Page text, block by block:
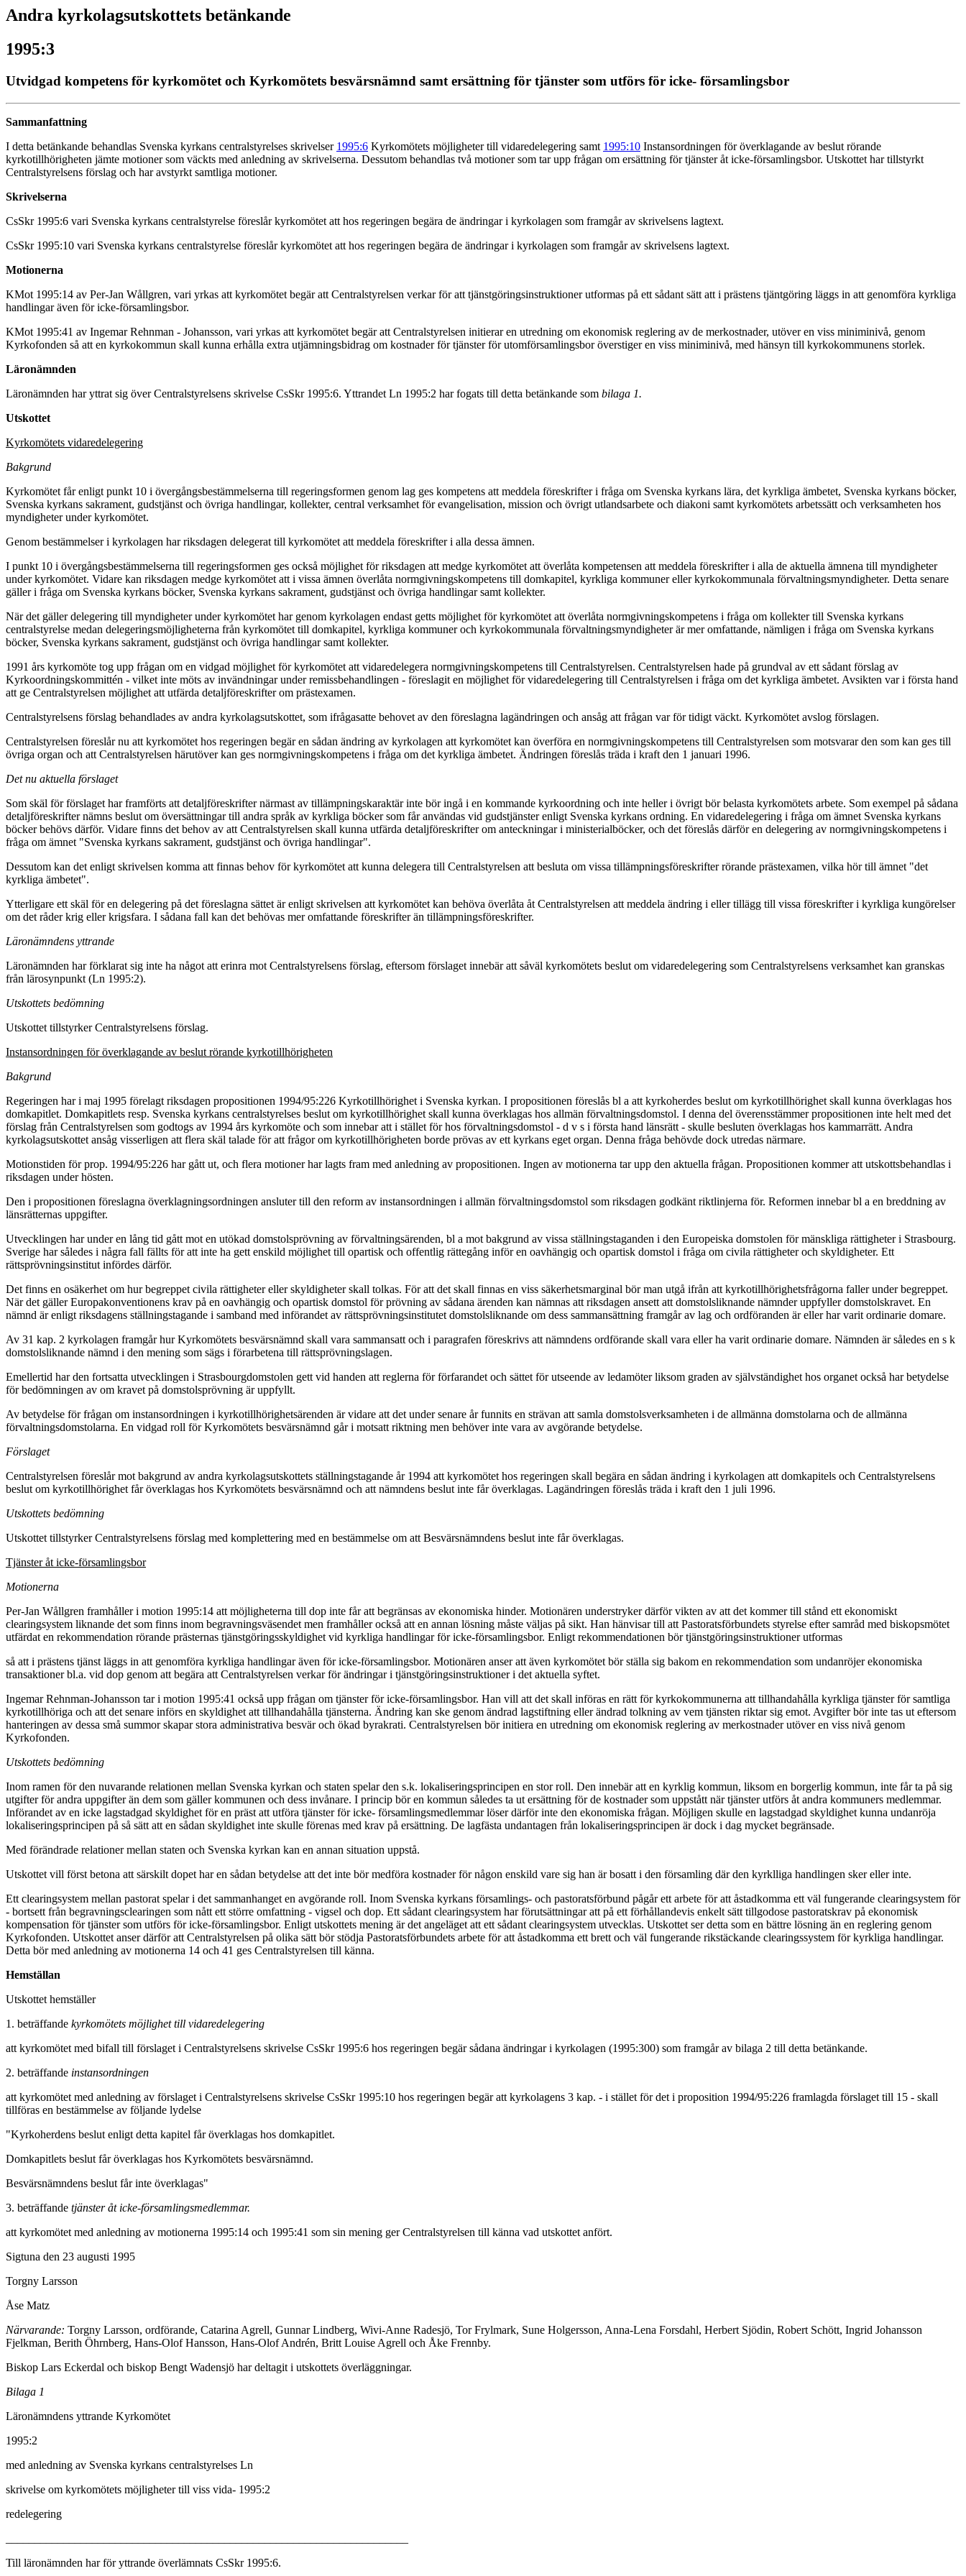
Andra kyrkolagsutskottets betänkande
1995:3
Utvidgad kompetens för kyrkomötet och Kyrkomötets besvärsnämnd samt ersättning för tjänster som utförs för icke- församlingsbor
Sammanfattning
I detta betänkande behandlas Svenska kyrkans centralstyrelses skrivelser 1995:6 Kyrkomötets möjligheter till vidaredelegering samt 1995:10 Instansordningen för överklagande av beslut rörande
kyrkotillhörigheten jämte motioner som väckts med anledning av skrivelserna. Dessutom behandlas två motioner som tar upp frågan om ersättning för tjänster åt icke-församlingsbor. Utskottet har tillstyrkt
Centralstyrelsens förslag och har avstyrkt samtliga motioner.
Skrivelserna
CsSkr 1995:6 vari Svenska kyrkans centralstyrelse föreslår kyrkomötet att hos regeringen begära de ändringar i kyrkolagen som framgår av skrivelsens lagtext.
CsSkr 1995:10 vari Svenska kyrkans centralstyrelse föreslår kyrkomötet att hos regeringen begära de ändringar i kyrkolagen som framgår av skrivelsens lagtext.
Motionerna
KMot 1995:14 av Per-Jan Wållgren, vari yrkas att kyrkomötet begär att Centralstyrelsen verkar för att tjänstgöringsinstruktioner utformas på ett sådant sätt att i prästens tjäntgöring läggs in att genomföra kyrkliga
handlingar även för icke-församlingsbor.
KMot 1995:41 av Ingemar Rehnman - Johansson, vari yrkas att kyrkomötet begär att Centralstyrelsen initierar en utredning om ekonomisk reglering av de merkostnader, utöver en viss miniminivå, genom
Kyrkofonden så att en kyrkokommun skall kunna erhålla extra utjämningsbidrag om kostnader för tjänster för utomförsamlingsbor överstiger en viss miniminivå, med hänsyn till kyrkokommunens storlek.
Läronämnden
Läronämnden har yttrat sig över Centralstyrelsens skrivelse CsSkr 1995:6. Yttrandet Ln 1995:2 har fogats till detta betänkande som bilaga 1.
Utskottet
Kyrkomötets vidaredelegering
Bakgrund
Kyrkomötet får enligt punkt 10 i övergångsbestämmelserna till regeringsformen genom lag ges kompetens att meddela föreskrifter i fråga om Svenska kyrkans lära, det kyrkliga ämbetet, Svenska kyrkans böcker,
Svenska kyrkans sakrament, gudstjänst och övriga handlingar, kollekter, central verksamhet för evangelisation, mission och övrigt utlandsarbete och diakoni samt kyrkomötets arbetssätt och verksamheten hos
myndigheter under kyrkomötet.
Genom bestämmelser i kyrkolagen har riksdagen delegerat till kyrkomötet att meddela föreskrifter i alla dessa ämnen.
I punkt 10 i övergångsbestämmelserna till regeringsformen ges också möjlighet för riksdagen att medge kyrkomötet att överlåta kompetensen att meddela föreskrifter i alla de aktuella ämnena till myndigheter
under kyrkomötet. Vidare kan riksdagen medge kyrkomötet att i vissa ämnen överlåta normgivningskompetens till domkapitel, kyrkliga kommuner eller kyrkokommunala förvaltningsmyndigheter. Detta senare
gäller i fråga om Svenska kyrkans böcker, Svenska kyrkans sakrament, gudstjänst och övriga handlingar samt kollekter.
När det gäller delegering till myndigheter under kyrkomötet har genom kyrkolagen endast getts möjlighet för kyrkomötet att överlåta normgivningskompetens i fråga om kollekter till Svenska kyrkans
centralstyrelse medan delegeringsmöjligheterna från kyrkomötet till domkapitel, kyrkliga kommuner och kyrkokommunala förvaltningsmyndigheter är mer omfattande, nämligen i fråga om Svenska kyrkans
böcker, Svenska kyrkans sakrament, gudstjänst och övriga handlingar samt kollekter.
1991 års kyrkomöte tog upp frågan om en vidgad möjlighet för kyrkomötet att vidaredelegera normgivningskompetens till Centralstyrelsen. Centralstyrelsen hade på grundval av ett sådant förslag av
Kyrkoordningskommittén - vilket inte möts av invändningar under remissbehandlingen - föreslagit en möjlighet för vidaredelegering till Centralstyrelsen i fråga om det kyrkliga ämbetet. Avsikten var i första hand
att ge Centralstyrelsen möjlighet att utfärda detaljföreskrifter om prästexamen.
Centralstyrelsens förslag behandlades av andra kyrkolagsutskottet, som ifrågasatte behovet av den föreslagna lagändringen och ansåg att frågan var för tidigt väckt. Kyrkomötet avslog förslagen.
Centralstyrelsen föreslår nu att kyrkomötet hos regeringen begär en sådan ändring av kyrkolagen att kyrkomötet kan överföra en normgivningskompetens till Centralstyrelsen som motsvarar den som kan ges till
övriga organ och att Centralstyrelsen härutöver kan ges normgivningskompetens i fråga om det kyrkliga ämbetet. Ändringen föreslås träda i kraft den 1 januari 1996.
Det nu aktuella förslaget
Som skäl för förslaget har framförts att detaljföreskrifter närmast av tillämpningskaraktär inte bör ingå i en kommande kyrkoordning och inte heller i övrigt bör belasta kyrkomötets arbete. Som exempel på sådana
detaljföreskrifter nämns beslut om översättningar till andra språk av kyrkliga böcker som får användas vid gudstjänster enligt Svenska kyrkans ordning. En vidaredelegering i fråga om ämnet Svenska kyrkans
böcker behövs därför. Vidare finns det behov av att Centralstyrelsen skall kunna utfärda detaljföreskrifter om anteckningar i ministerialböcker, och det föreslås därför en delegering av normgivningskompetens i
fråga om ämnet "Svenska kyrkans sakrament, gudstjänst och övriga handlingar".
Dessutom kan det enligt skrivelsen komma att finnas behov för kyrkomötet att kunna delegera till Centralstyrelsen att besluta om vissa tillämpningsföreskrifter rörande prästexamen, vilka hör till ämnet "det
kyrkliga ämbetet".
Ytterligare ett skäl för en delegering på det föreslagna sättet är enligt skrivelsen att kyrkomötet kan behöva överlåta åt Centralstyrelsen att meddela ändring i eller tillägg till vissa föreskrifter i kyrkliga kungörelser
om det råder krig eller krigsfara. I sådana fall kan det behövas mer omfattande föreskrifter än tillämpningsföreskrifter.
Läronämndens yttrande
Läronämnden har förklarat sig inte ha något att erinra mot Centralstyrelsens förslag, eftersom förslaget innebär att såväl kyrkomötets beslut om vidaredelegering som Centralstyrelsens verksamhet kan granskas
från lärosynpunkt (Ln 1995:2).
Utskottets bedömning
Utskottet tillstyrker Centralstyrelsens förslag.
Instansordningen för överklagande av beslut rörande kyrkotillhörigheten
Bakgrund
Regeringen har i maj 1995 förelagt riksdagen propositionen 1994/95:226 Kyrkotillhörighet i Svenska kyrkan. I propositionen föreslås bl a att kyrkoherdes beslut om kyrkotillhörighet skall kunna överklagas hos
domkapitlet. Domkapitlets resp. Svenska kyrkans centralstyrelses beslut om kyrkotillhörighet skall kunna överklagas hos allmän förvaltningsdomstol. I denna del överensstämmer propositionen inte helt med det
förslag från Centralstyrelsen som godtogs av 1994 års kyrkomöte och som innebar att i stället för hos förvaltningsdomstol - d v s i första hand länsrätt - skulle besluten överklagas hos kammarrätt. Andra
kyrkolagsutskottet ansåg visserligen att flera skäl talade för att frågor om kyrkotillhörigheten borde prövas av ett kyrkans eget organ. Denna fråga behövde dock utredas närmare.
Motionstiden för prop. 1994/95:226 har gått ut, och flera motioner har lagts fram med anledning av propositionen. Ingen av motionerna tar upp den aktuella frågan. Propositionen kommer att utskottsbehandlas i
riksdagen under hösten.
Den i propositionen föreslagna överklagningsordningen ansluter till den reform av instansordningen i allmän förvaltningsdomstol som riksdagen godkänt riktlinjerna för. Reformen innebar bl a en breddning av
länsrätternas uppgifter.
Utvecklingen har under en lång tid gått mot en utökad domstolsprövning av förvaltningsärenden, bl a mot bakgrund av vissa ställningstaganden i den Europeiska domstolen för mänskliga rättigheter i Strasbourg.
Sverige har således i några fall fällts för att inte ha gett enskild möjlighet till opartisk och offentlig rättegång inför en oavhängig och opartisk domstol i fråga om civila rättigheter och skyldigheter. Ett
rättsprövningsinstitut infördes därför.
Det finns en osäkerhet om hur begreppet civila rättigheter eller skyldigheter skall tolkas. För att det skall finnas en viss säkerhetsmarginal bör man utgå ifrån att kyrkotillhörighetsfrågorna faller under begreppet.
När det gäller Europakonventionens krav på en oavhängig och opartisk domstol för prövning av sådana ärenden kan nämnas att riksdagen ansett att domstolsliknande nämnder uppfyller domstolskravet. En
nämnd är enligt riksdagens ställningstagande i samband med införandet av rättsprövningsinstitutet domstolsliknande om dess sammansättning framgår av lag och ordföranden är eller har varit ordinarie domare.
Av 31 kap. 2 kyrkolagen framgår hur Kyrkomötets besvärsnämnd skall vara sammansatt och i paragrafen föreskrivs att nämndens ordförande skall vara eller ha varit ordinarie domare. Nämnden är således en s k
domstolsliknande nämnd i den mening som sägs i förarbetena till rättsprövningslagen.
Emellertid har den fortsatta utvecklingen i Strasbourgdomstolen gett vid handen att reglerna för förfarandet och sättet för utseende av ledamöter liksom graden av självständighet hos organet också har betydelse
för bedömningen av om kravet på domstolsprövning är uppfyllt.
Av betydelse för frågan om instansordningen i kyrkotillhörighetsärenden är vidare att det under senare år funnits en strävan att samla domstolsverksamheten i de allmänna domstolarna och de allmänna
förvaltningsdomstolarna. En vidgad roll för Kyrkomötets besvärsnämnd går i motsatt riktning men behöver inte vara av avgörande betydelse.
Förslaget
Centralstyrelsen föreslår mot bakgrund av andra kyrkolagsutskottets ställningstagande år 1994 att kyrkomötet hos regeringen skall begära en sådan ändring i kyrkolagen att domkapitels och Centralstyrelsens
beslut om kyrkotillhörighet får överklagas hos Kyrkomötets besvärsnämnd och att nämndens beslut inte får överklagas. Lagändringen föreslås träda i kraft den 1 juli 1996.
Utskottets bedömning
Utskottet tillstyrker Centralstyrelsens förslag med komplettering med en bestämmelse om att Besvärsnämndens beslut inte får överklagas.
Tjänster åt icke-församlingsbor
Motionerna
Per-Jan Wållgren framhåller i motion 1995:14 att möjligheterna till dop inte får att begränsas av ekonomiska hinder. Motionären understryker därför vikten av att det kommer till stånd ett ekonomiskt
clearingsystem liknande det som finns inom begravningsväsendet men framhåller också att en annan lösning måste väljas på sikt. Han hänvisar till att Pastoratsförbundets styrelse efter samråd med biskopsmötet
utfärdat en rekommendation rörande prästernas tjänstgöringsskyldighet vid kyrkliga handlingar för icke-församlingsbor. Enligt rekommendationen bör tjänstgöringsinstruktioner utformas
så att i prästens tjänst läggs in att genomföra kyrkliga handlingar även för icke-församlingsbor. Motionären anser att även kyrkomötet bör ställa sig bakom en rekommendation som undanröjer ekonomiska
transaktioner bl.a. vid dop genom att begära att Centralstyrelsen verkar för ändringar i tjänstgöringsinstruktioner i det aktuella syftet.
Ingemar Rehnman-Johansson tar i motion 1995:41 också upp frågan om tjänster för icke-församlingsbor. Han vill att det skall införas en rätt för kyrkokommunerna att tillhandahålla kyrkliga tjänster för samtliga
kyrkotillhöriga och att det senare införs en skyldighet att tillhandahålla tjänsterna. Ändring kan ske genom ändrad lagstiftning eller ändrad tolkning av vem tjänsten riktar sig emot. Avgifter bör inte tas ut eftersom
hanteringen av dessa små summor skapar stora administrativa besvär och ökad byrakrati. Centralstyrelsen bör initiera en utredning om ekonomisk reglering av merkostnader utöver en viss nivå genom
Kyrkofonden.
Utskottets bedömning
Inom ramen för den nuvarande relationen mellan Svenska kyrkan och staten spelar den s.k. lokaliseringsprincipen en stor roll. Den innebär att en kyrklig kommun, liksom en borgerlig kommun, inte får ta på sig
utgifter för andra uppgifter än dem som gäller kommunen och dess invånare. I princip bör en kommun således ta ut ersättning för de kostnader som uppstått när tjänster utförs åt andra kommuners medlemmar.
Införandet av en icke lagstadgad skyldighet för en präst att utföra tjänster för icke- församlingsmedlemmar löser därför inte den ekonomiska frågan. Möjligen skulle en lagstadgad skyldighet kunna undanröja
lokaliseringsprincipen på så sätt att en sådan skyldighet inte skulle förenas med krav på ersättning. De lagfästa undantagen från lokaliseringsprincipen är dock i dag mycket begränsade.
Med förändrade relationer mellan staten och Svenska kyrkan kan en annan situation uppstå.
Utskottet vill först betona att särskilt dopet har en sådan betydelse att det inte bör medföra kostnader för någon enskild vare sig han är bosatt i den församling där den kyrklliga handlingen sker eller inte.
Ett clearingsystem mellan pastorat spelar i det sammanhanget en avgörande roll. Inom Svenska kyrkans församlings- och pastoratsförbund pågår ett arbete för att åstadkomma ett väl fungerande clearingsystem för
- bortsett från begravningsclearingen som nått ett större omfattning - vigsel och dop. Ett sådant clearingsystem har förutsättningar att på ett förhållandevis enkelt sätt tillgodose pastoratskrav på ekonomisk
kompensation för tjänster som utförs för icke-församlingsbor. Enligt utskottets mening är det angeläget att ett sådant clearingsystem utvecklas. Utskottet ser detta som en bättre lösning än en reglering genom
Kyrkofonden. Utskottet anser därför att Centralstyrelsen på olika sätt bör stödja Pastoratsförbundets arbete för att åstadkomma ett brett och väl fungerande rikstäckande clearingssystem för kyrkliga handlingar.
Detta bör med anledning av motionerna 14 och 41 ges Centralstyrelsen till känna.
Hemställan
Utskottet hemställer
1. beträffande kyrkomötets möjlighet till vidaredelegering
att kyrkomötet med bifall till förslaget i Centralstyrelsens skrivelse CsSkr 1995:6 hos regeringen begär sådana ändringar i kyrkolagen (1995:300) som framgår av bilaga 2 till detta betänkande.
2. beträffande instansordningen
att kyrkomötet med anledning av förslaget i Centralstyrelsens skrivelse CsSkr 1995:10 hos regeringen begär att kyrkolagens 3 kap. - i stället för det i proposition 1994/95:226 framlagda förslaget till 15 - skall
tillföras en bestämmelse av följande lydelse
"Kyrkoherdens beslut enligt detta kapitel får överklagas hos domkapitlet.
Domkapitlets beslut får överklagas hos Kyrkomötets besvärsnämnd.
Besvärsnämndens beslut får inte överklagas"
3. beträffande tjänster åt icke-församlingsmedlemmar.
att kyrkomötet med anledning av motionerna 1995:14 och 1995:41 som sin mening ger Centralstyrelsen till känna vad utskottet anfört.
Sigtuna den 23 augusti 1995
Torgny Larsson
Åse Matz
Närvarande: Torgny Larsson, ordförande, Catarina Agrell, Gunnar Lindberg, Wivi-Anne Radesjö, Tor Frylmark, Sune Holgersson, Anna-Lena Forsdahl, Herbert Sjödin, Robert Schött, Ingrid Johansson
Fjelkman, Berith Öhrnberg, Hans-Olof Hansson, Hans-Olof Andrén, Britt Louise Agrell och Åke Frennby.
Biskop Lars Eckerdal och biskop Bengt Wadensjö har deltagit i utskottets överläggningar.
Bilaga 1
Läronämndens yttrande Kyrkomötet
1995:2
med anledning av Svenska kyrkans centralstyrelses Ln
skrivelse om kyrkomötets möjligheter till viss vida- 1995:2
redelegering
Till läronämnden har för yttrande överlämnats CsSkr 1995:6.